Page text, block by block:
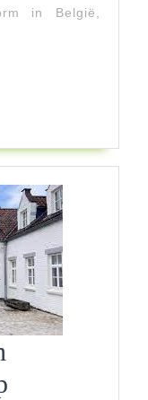
in België,